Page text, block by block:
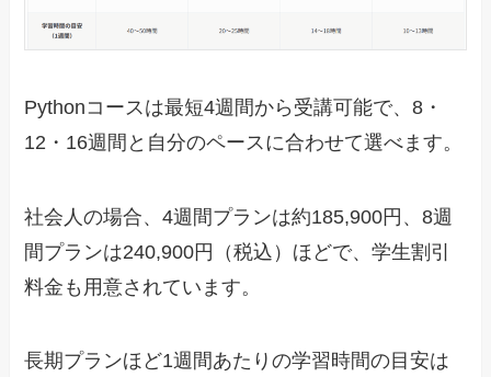
Pythonコースは最短4週間から受講可能で、8・
12・16週間と自分のペースに合わせて選べます。
社会人の場合、4週間プランは約185,900円、8週
間プランは240,900円（税込）ほどで、学生割引
料金も用意されています。
長期プランほど1週間あたりの学習時間の目安は